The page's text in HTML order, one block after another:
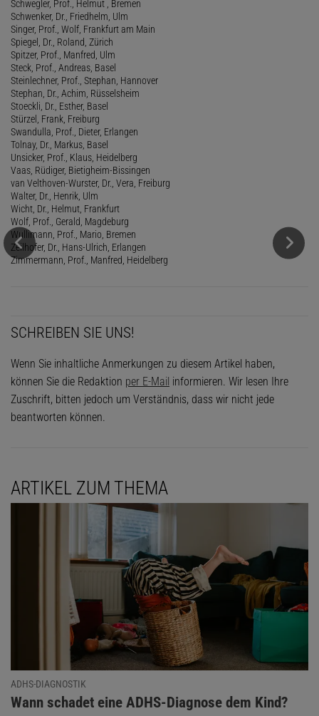
Schwegler, Prof., Helmut , Bremen
Schwenker, Dr., Friedhelm, Ulm
Singer, Prof., Wolf, Frankfurt am Main
Spiegel, Dr., Roland, Zürich
Spitzer, Prof., Manfred, Ulm
Steck, Prof., Andreas, Basel
Steinlechner, Prof., Stephan, Hannover
Stephan, Dr., Achim, Rüsselsheim
Stoeckli, Dr., Esther, Basel
Stürzel, Frank, Freiburg
Swandulla, Prof., Dieter, Erlangen
Tolnay, Dr., Markus, Basel
Unsicker, Prof., Klaus, Heidelberg
Vaas, Rüdiger, Bietigheim-Bissingen
van Velthoven-Wurster, Dr., Vera, Freiburg
Walter, Dr., Henrik, Ulm
Wicht, Dr., Helmut, Frankfurt
Wolf, Prof., Gerald, Magdeburg
Wullimann, Prof., Mario, Bremen
Zeilhofer, Dr., Hans-Ulrich, Erlangen
Zimmermann, Prof., Manfred, Heidelberg
SCHREIBEN SIE UNS!
Wenn Sie inhaltliche Anmerkungen zu diesem Artikel haben,
können Sie die Redaktion per E-Mail informieren. Wir lesen Ihre
Zuschrift, bitten jedoch um Verständnis, dass wir nicht jede
beantworten können.
ARTIKEL ZUM THEMA
ADHS-DIAGNOSTIK
:
Wann schadet eine ADHS-Diagnose dem Kind?